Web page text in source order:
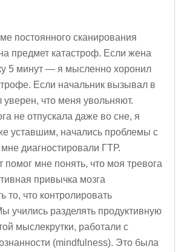
постоянного сканирования
предмет катастроф. Если жена
5 минут — я мысленно хоронил
Если начальник вызывал в
что меня увольняют.
не отпускала даже во сне, я
уставшим, начались проблемы с
диагностировали ГТР.
помог мне понять, что моя тревога
привычка мозга
то, что контролировать
учились разделять продуктивную
мыслекрутки, работали с
(mindfulness). Это была